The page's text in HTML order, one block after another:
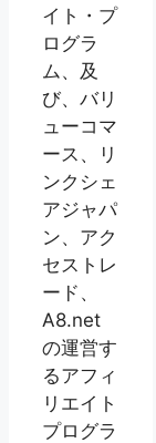
イト・プ
ログラ
ム、及
び、バリ
ューコマ
ース、リ
ンクシェ
アジャパ
ン、アク
セストレ
ード、
A8.net
の運営す
るアフィ
リエイト
プログラ